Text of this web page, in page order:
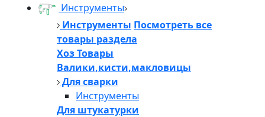
Инструменты
Инструменты Посмотреть все
товары раздела
Хоз Товары
Валики,кисти,макловицы
Для сварки
Инструменты
Для штукатурки